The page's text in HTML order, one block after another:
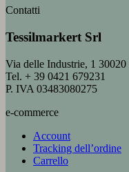
Contatti
Tessilmarkert Srl
Via delle Industrie, 1
Tel. + 39 0421 679231
P. IVA 03483080275
e-commerce
Account
Tracking dell’ordine
Carrello